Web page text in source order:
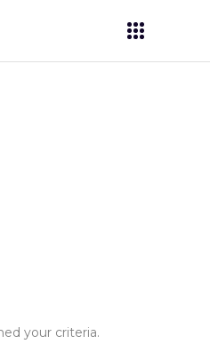
your criteria.